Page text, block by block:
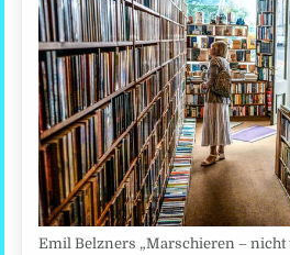
Emil Belzners „Marschieren –